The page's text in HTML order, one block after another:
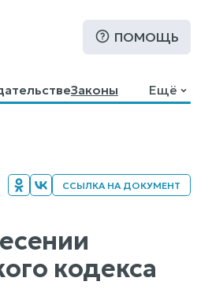
ПОМОЩЬ
Законы
Ещё
ССЫЛКА НА ДОКУМЕНТ
кодекса